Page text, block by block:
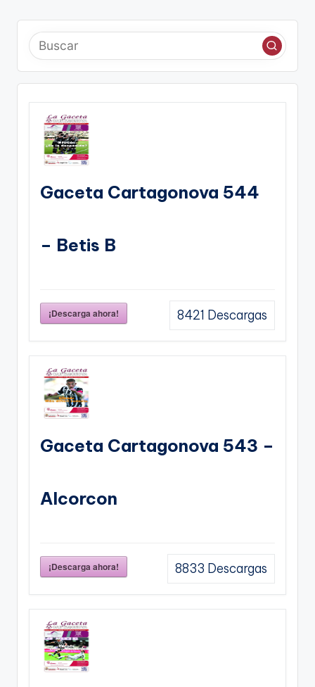
Gaceta Cartagonova 544
– Betis B
¡Descarga ahora! 8421 Descargas
Gaceta Cartagonova 543 –
Alcorcon
¡Descarga ahora! 8833 Descargas